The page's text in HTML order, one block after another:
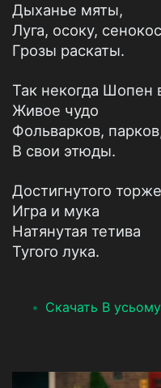
Дыханье мяты,
Луга, осоку,
Грозы раскаты.
Так некогда Шопен
Живое чудо
Фольварков,
В свои этюды.
Достигнутого
Игра и мука
Натянутая тетива
Тугого лука.
Скачать В